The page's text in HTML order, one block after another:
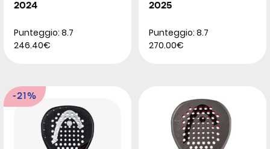
2024
Punteggio: 8.7
246.40€
2025
Punteggio: 8.7
270.00€
-21%